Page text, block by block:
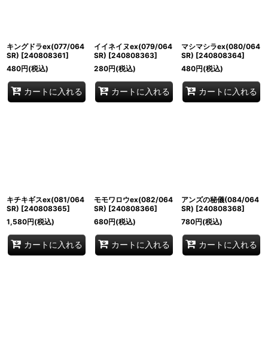
キングドラex(077/064
SR) [240808361]
480円(税込)
カートに入れる
イイネイヌex(079/064
SR) [240808363]
280円(税込)
カートに入れる
マシマシラex(080/064
SR) [240808364]
480円(税込)
カートに入れる
キチキギスex(081/064
SR) [240808365]
1,580円(税込)
カートに入れる
モモワロウex(082/064
SR) [240808366]
680円(税込)
カートに入れる
アンズの秘儀(084/064
SR) [240808368]
780円(税込)
カートに入れる